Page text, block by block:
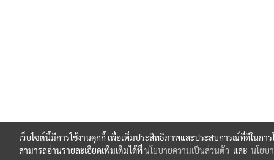
เว็บไซต์นี้มีการใช้งานคุกกี้ เพื่อเพิ่มประสิทธิภาพและประสบการณ์ที่ดีในการ
สามารถอ่านรายละเอียดเพิ่มเติมได้ที่นโยบายความเป็นส่วนตัว และ นโยบ